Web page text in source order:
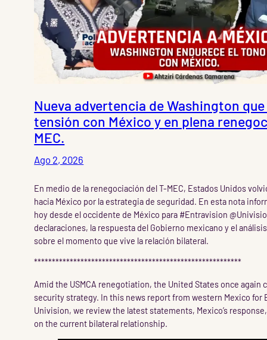
Nueva advertencia de Washington que
tensión con México y en plena
MEC.
Ago 2, 2026
En medio de la renegociación del T-MEC, Estados Unidos
hacia México por la estrategia de seguridad. En esta nota
hoy desde el occidente de México para #Entravision
declaraciones, la respuesta del Gobierno mexicano y el
sobre el momento que vive la relación bilateral.
**********************************************************
Amid the USMCA renegotiation, the United States once again
security strategy. In this news report from western Mexico for
Univision, we review the latest statements, Mexico’s
on the current bilateral relationship.